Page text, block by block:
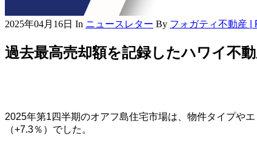
2025年04月16日 In ニュースレター By フォガティ不動産 |
過去最高売却額を記録したハワイ不
2025年第1四半期のオアフ島住宅市場は、物件タイプや
（+7.3％）でした。